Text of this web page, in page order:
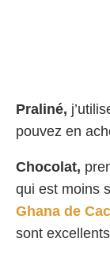
Praliné,
pouvez en
Chocolat,
qui est moins
Ghana de
sont